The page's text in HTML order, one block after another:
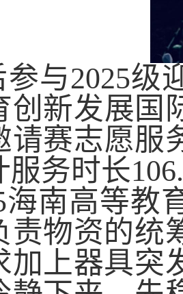
与2025级
创新发展国
请赛志愿服
服务时长
海南高等教
责物资的统
加上器具突